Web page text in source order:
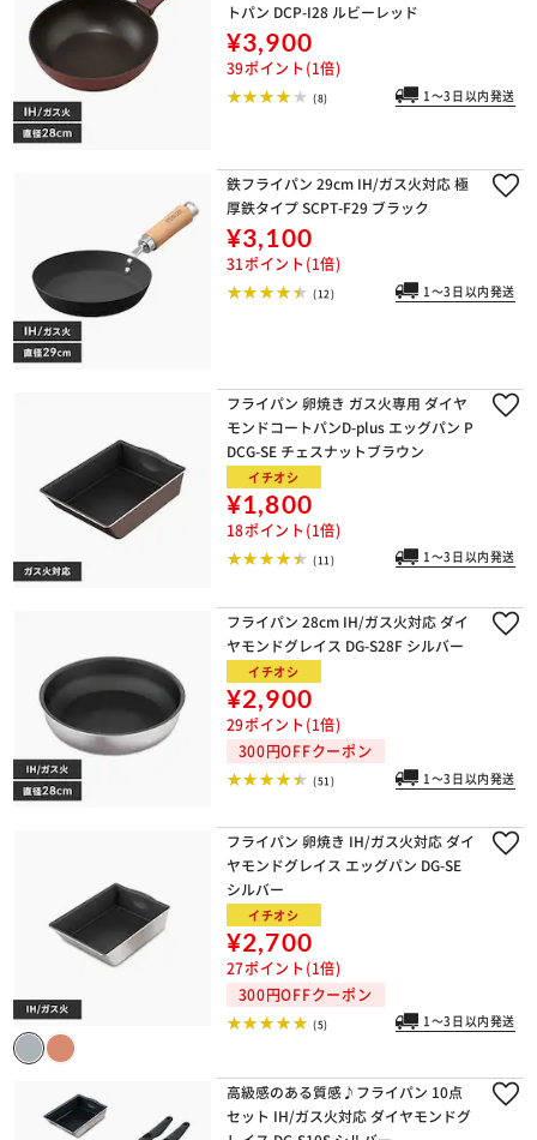
トパン DCP-I28 ルビーレッド
¥3,900
39ポイント(1倍)
(8) 1～3日以内発送
鉄フライパン 29cm IH/ガス火対応 極
厚鉄タイプ SCPT-F29 ブラック
¥3,100
31ポイント(1倍)
(12) 1～3日以内発送
フライパン 卵焼き ガス火専用 ダイヤ
モンドコートパンD-plus エッグパン P
DCG-SE チェスナットブラウン
イチオシ
¥1,800
18ポイント(1倍)
(11) 1～3日以内発送
フライパン 28cm IH/ガス火対応 ダイ
ヤモンドグレイス DG-S28F シルバー
イチオシ
¥2,900
29ポイント(1倍)
300円OFFクーポン
(51) 1～3日以内発送
フライパン 卵焼き IH/ガス火対応 ダイ
ヤモンドグレイス エッグパン DG-SE
シルバー
イチオシ
¥2,700
27ポイント(1倍)
300円OFFクーポン
(5) 1～3日以内発送
高級感のある質感♪フライパン 10点
セット IH/ガス火対応 ダイヤモンドグ